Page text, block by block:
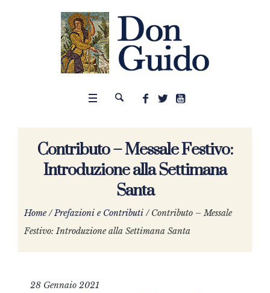
Contributo – Messale Festivo:
Introduzione alla Settimana
Santa
Home /Prefazioni e Contributi /Contributo – Messale
Festivo: Introduzione alla Settimana Santa
28 Gennaio 2021